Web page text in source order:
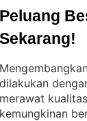
Peluang
Sekarang!
dilakukan
merawat
kemungkinan